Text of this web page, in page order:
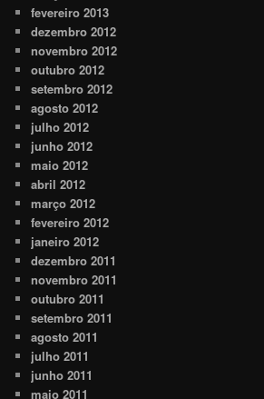
fevereiro 2013
dezembro 2012
novembro 2012
outubro 2012
setembro 2012
agosto 2012
julho 2012
junho 2012
maio 2012
abril 2012
março 2012
fevereiro 2012
janeiro 2012
dezembro 2011
novembro 2011
outubro 2011
setembro 2011
agosto 2011
julho 2011
junho 2011
maio 2011